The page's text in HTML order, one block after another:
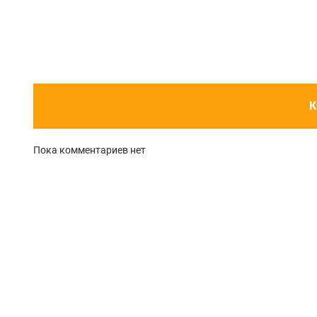
Пока комментариев нет